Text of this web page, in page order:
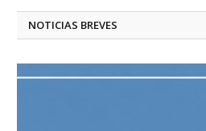
NOTICIAS BREVES